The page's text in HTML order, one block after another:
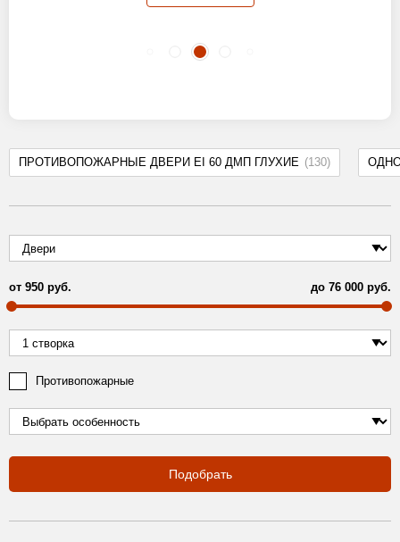
ПРОТИВОПОЖАРНЫЕ ДВЕРИ EI 60 ДМП ГЛУХИЕ (130)
от 950 руб. до 76 000 руб.
Противопожарные
Подобрать